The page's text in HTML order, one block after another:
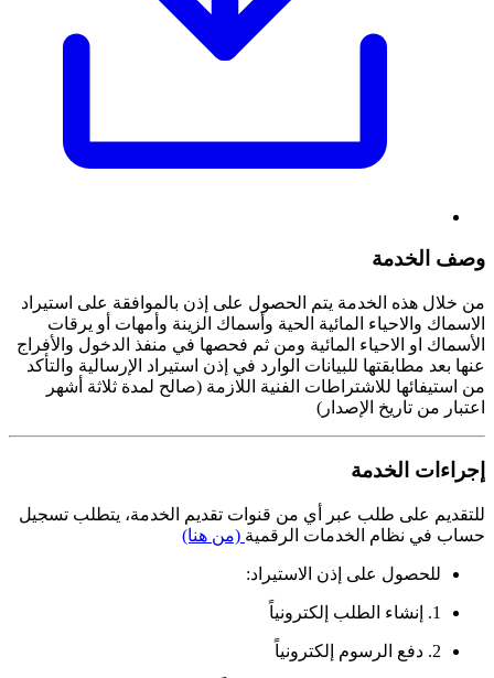
وصف الخدمة
من خلال هذه الخدمة يتم الحصول على إذن بالموافقة على استيراد
الاسماك والاحياء المائية الحية وأسماك الزينة وأمهات أو يرقات
الأسماك او الاحياء المائية ومن ثم فحصها في منفذ الدخول والأفراج
عنها بعد مطابقتها للبيانات الوارد في إذن استيراد الإرسالية والتأكد
من استيفائها للاشتراطات الفنية اللازمة (صالح لمدة ثلاثة أشهر
اعتبار من تاريخ الإصدار)
إجراءات الخدمة
للتقديم على طلب عبر أي من قنوات تقديم الخدمة، يتطلب تسجيل
حساب في نظام الخدمات الرقمية (من هنا)
للحصول على إذن الاستيراد:
1. إنشاء الطلب إلكترونياً
2. دفع الرسوم إلكترونياً